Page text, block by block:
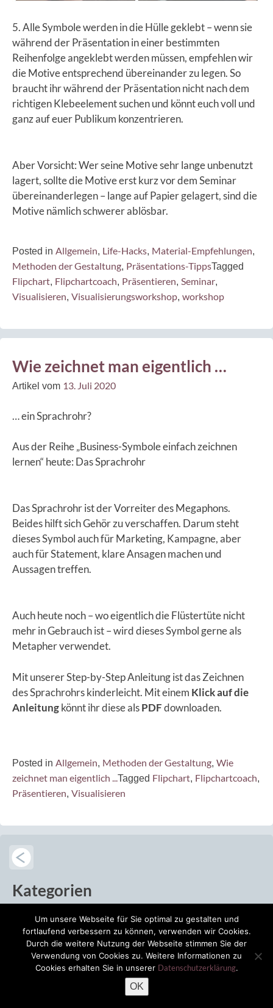
5. Alle Symbole werden in die Hülle geklebt – wenn sie
während der Präsentation in einer bestimmten
Reihenfolge angeklebt werden müssen, empfehlen wir
die Motive entsprechend übereinander zu legen. So
braucht ihr während der Präsentation nicht nach dem
richtigen Klebeelement suchen und könnt euch voll und
ganz auf euer Publikum konzentrieren.
Aber Vorsicht: Wer seine Motive sehr lange unbenutzt
lagert, sollte die Motive erst kurz vor dem Seminar
übereinanderlegen – lange auf Papier gelagert, sind die
Motive nämlich schwerer ablösbar.
Posted in Allgemein, Life-Hacks, Material-Empfehlungen,
Methoden der Gestaltung, Präsentations-TippsTagged
Flipchart, Flipchartcoach, Präsentieren, Seminar,
Visualisieren, Visualisierungsworkshop, workshop
Wie zeichnet man eigentlich …
Artikel vom 13. Juli 2020
… ein Sprachrohr?
Aus der Reihe „Business-Symbole einfach zeichnen
lernen“ heute: Das Sprachrohr
Das Sprachrohr ist der Vorreiter des Megaphons.
Beides hilft sich Gehör zu verschaffen. Darum steht
dieses Symbol auch für Marketing, Kampagne, aber
auch für Statement, klare Ansagen machen und
Aussagen treffen.
Auch heute noch – wo eigentlich die Flüstertüte nicht
mehr in Gebrauch ist – wird dieses Symbol gerne als
Metapher verwendet.
Mit unserer Step-by-Step Anleitung ist das Zeichnen
des Sprachrohrs kinderleicht. Mit einem Klick auf die
Anleitungkönnt ihr diese alsPDFdownloaden.
Posted in Allgemein, Methoden der Gestaltung, Wie
zeichnet man eigentlich ... Tagged Flipchart, Flipchartcoach,
Präsentieren, Visualisieren
Beitragsnavigation
Kategorien
Allgemein(67)
Life-Hacks(11)
(8)
Um unsere Webseite für Sie optimal zu gestalten und
fortlaufend verbessern zu können, verwenden wir Cookies.
Durch die weitere Nutzung der Webseite stimmen Sie der
Verwendung von Cookies zu. Weitere Informationen zu
Cookies erhalten Sie in unserer Datenschutzerklärung.
OK